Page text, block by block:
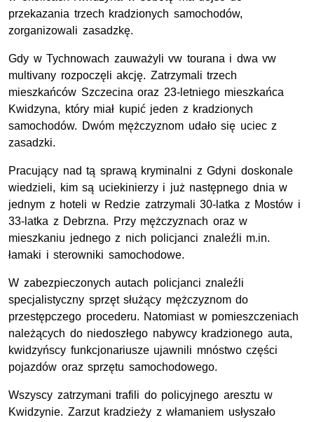
przekazania trzech kradzionych samochodów,
zorganizowali zasadzkę.
Gdy w Tychnowach zauważyli vw tourana i dwa vw
multivany rozpoczęli akcję. Zatrzymali trzech
mieszkańców Szczecina oraz 23-letniego mieszkańca
Kwidzyna, który miał kupić jeden z kradzionych
samochodów. Dwóm mężczyznom udało się uciec z
zasadzki.
Pracujący nad tą sprawą kryminalni z Gdyni doskonale
wiedzieli, kim są uciekinierzy i już następnego dnia w
jednym z hoteli w Redzie zatrzymali 30-latka z Mostów i
33-latka z Debrzna. Przy mężczyznach oraz w
mieszkaniu jednego z nich policjanci znaleźli m.in.
łamaki i sterowniki samochodowe.
W zabezpieczonych autach policjanci znaleźli
specjalistyczny sprzęt służący mężczyznom do
przestępczego procederu. Natomiast w pomieszczeniach
należących do niedoszłego nabywcy kradzionego auta,
kwidzyńscy funkcjonariusze ujawnili mnóstwo części
pojazdów oraz sprzętu samochodowego.
Wszyscy zatrzymani trafili do policyjnego aresztu w
Kwidzynie. Zarzut kradzieży z włamaniem usłyszało